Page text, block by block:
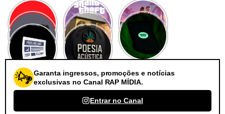
Garanta ingressos, promoções e notícias
exclusivas no Canal RAP MÍDIA.
Entrar no Canal